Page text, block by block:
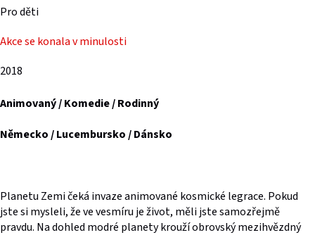
Pro děti
Akce se konala v minulosti
2018
Animovaný / Komedie / Rodinný
Německo / Lucembursko / Dánsko
Planetu Zemi čeká invaze animované kosmické legrace. Pokud
jste si mysleli, že ve vesmíru je život, měli jste samozřejmě
pravdu. Na dohled modré planety krouží obrovský mezihvězdný